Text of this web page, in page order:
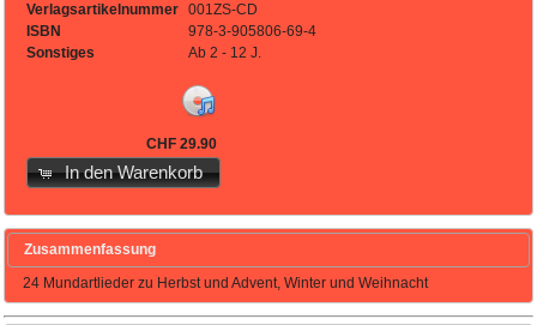
Verlagsartikelnummer
001ZS-CD
ISBN
978-3-905806-69-4
Sonstiges
Ab 2 - 12 J.
CHF 29.90
In den Warenkorb
Zusammenfassung
24 Mundartlieder zu Herbst und Advent, Winter und Weihnacht